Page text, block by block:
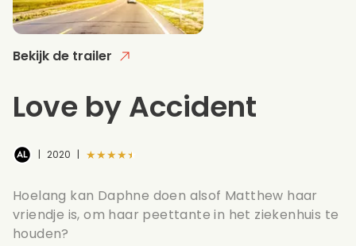
Bekijk de trailer
Love by Accident
| 2020 | ★★★★★
Hoelang kan Daphne doen alsof Matthew haar
vriendje is, om haar peettante in het ziekenhuis te
houden?